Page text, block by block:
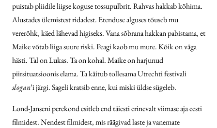
puistab pliidile liigse koguse tossupulbrit. Rahvas hakkab köhima.
Alustades ülemistest ridadest. Etenduse alguses tõuseb mu
vererõhk, käed lähevad higiseks. Vana sõbrana hakkan pabistama, et
Maike võtab liiga suure riski. Peagi kaob mu mure. Kõik on väga
hästi. Tal on Lukas. Ta on kohal. Maike on harjunud
piirsituatsioonis elama. Ta käitub tollesama Utrechti festivali
slogan’i järgi. Sageli kratsib enne, kui miski üldse sügeleb.
Lond-Janseni perekond esitleb end täiesti erinevalt viimase aja eesti
filmidest. Nendest filmidest, mis räägivad laste ja vanemate